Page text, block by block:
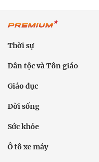
Thời sự
Dân tộc và Tôn giáo
Giáo dục
Đời sống
Sức khỏe
Ô tô xe máy